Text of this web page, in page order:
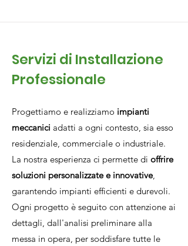
Servizi di Installazione
Professionale
Progettiamo e realizziamo impianti
meccanici adatti a ogni contesto, sia esso
residenziale, commerciale o industriale.
La nostra esperienza ci permette di offrire
soluzioni personalizzate e innovative,
garantendo impianti efficienti e durevoli.
Ogni progetto è seguito con attenzione ai
dettagli, dall'analisi preliminare alla
messa in opera, per soddisfare tutte le